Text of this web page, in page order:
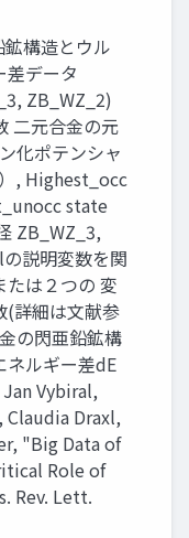
鉱構造とウル
差データ
ZB_WZ_2)
二元合金の元
化ポテンシャ
, Highest_occ
state
ZB_WZ_3,
説明変数を関
は２つの 変
(詳細は文献参
の閃亜鉛鉱構
ネルギー差dE
Vybiral,
Claudia Draxl,
"Big Data of
Role of
Rev. Lett.